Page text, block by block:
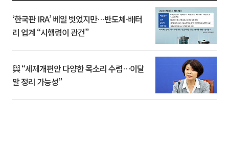
‘한국판 IRA’ 베일 벗었지만…반도체·배터
리 업계 “시행령이 관건”
與 “세제개편안 다양한 목소리 수렴…이달
말 정리 가능성”